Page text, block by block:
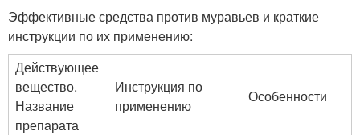
Эффективные средства против муравьев и краткие
инструкции по их применению:
Действующее
вещество.
Название
препарата
Инструкция по
применению
Особенности